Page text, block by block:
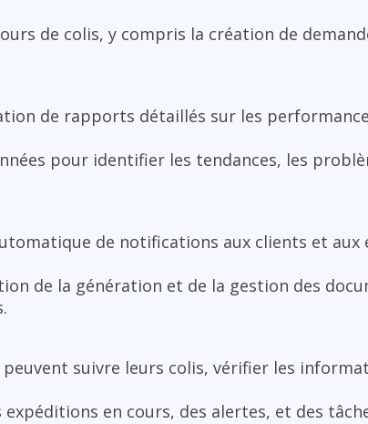
de colis, y compris la création de
de rapports détaillés sur les
pour identifier les tendances, les
de notifications aux clients et aux
de la génération et de la gestion des
suivre leurs colis, vérifier les
expéditions en cours, des alertes, et des